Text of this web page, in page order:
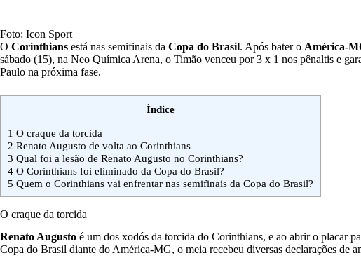
Foto: Icon Sport
O Corinthians está nas semifinais da Copa do Brasil. Após bater o América-
sábado (15), na Neo Química Arena, o Timão venceu por 3 x 1 nos pênaltis e
Paulo na próxima fase.
Índice
1 O craque da torcida
2 Renato Augusto de volta ao Corinthians
3 Qual foi a lesão de Renato Augusto no Corinthians?
4 O Corinthians foi eliminado da Copa do Brasil?
5 Quem o Corinthians vai enfrentar nas semifinais da Copa do Brasil?
O craque da torcida
Renato Augusto é um dos xodós da torcida do Corinthians, e ao abrir o placar
Copa do Brasil diante do América-MG, o meia recebeu diversas declarações de